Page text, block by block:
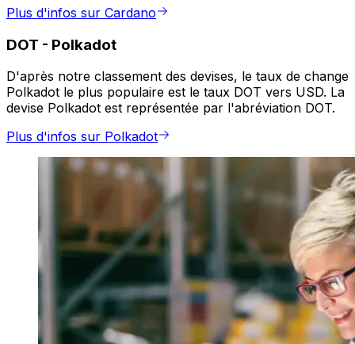
Plus d'infos sur Cardano
DOT - Polkadot
D'après notre classement des devises, le taux de change
Polkadot le plus populaire est le taux DOT vers USD. La
devise Polkadot est représentée par l'abréviation DOT.
Plus d'infos sur Polkadot